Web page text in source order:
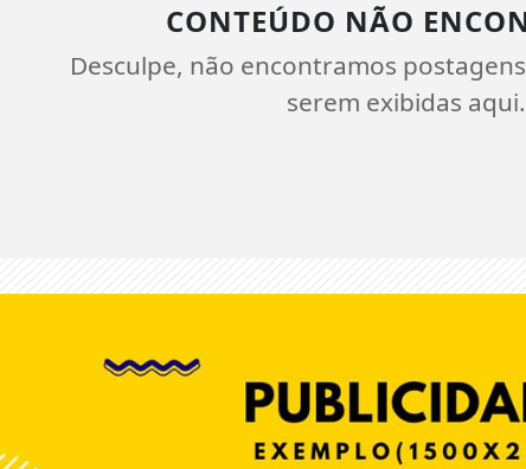
CONTEÚDO NÃO
Desculpe, não encontramos
serem exibidas aqui.